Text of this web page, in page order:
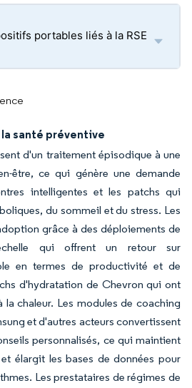
portables liés à la RSE
santé préventive
d'un traitement épisodique à une
être, ce qui génère une demande
intelligentes et les patchs qui
du sommeil et du stress. Les
grâce à des déploiements de
qui offrent un retour sur
en termes de productivité et de
d'hydratation de Chevron qui ont
chaleur. Les modules de coaching
et d'autres acteurs convertissent
personnalisés, ce qui maintient
élargit les bases de données pour
Les prestataires de régimes de